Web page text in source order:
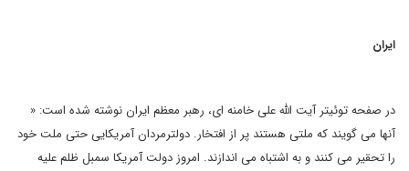
ایران
در صفحه توئیتر آیت الله علی خامنه ای، رهبر معظم ایران نوشته شده است: «
آنها می گویند که ملتی هستند پر از افتخار. دولترمردان آمریکایی حتی ملت خود
را تحقیر می کنند و به اشتباه می اندازند. امروز دولت آمریکا سمبل ظلم علیه